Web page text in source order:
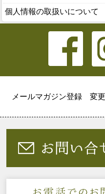
個人情報の取扱いについて
メールマガジン登録 変更